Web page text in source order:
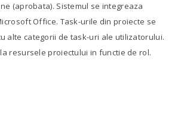
(aprobata). Sistemul se integreaza
Office. Task-urile din proiecte se
alte categorii de task-uri ale utilizatorului.
resursele proiectului in functie de rol.